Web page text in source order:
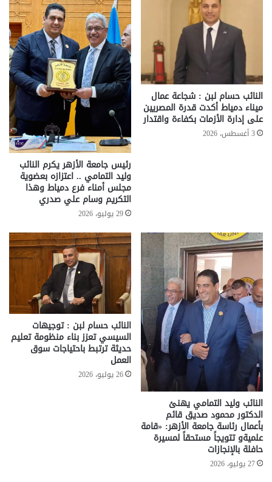
النائب حسام لبن : شجاعة عمال
ميناء دمياط أكدت قدرة المصريين
على إدارة الأزمات بكفاءة واقتدار
3 أغسطس، 2026
رئيس جامعة الأزهر يكرم النائب
وليد التمامي .. اعتزازه بعضوية
مجلس أمناء فرع دمياط وهذا
التكريم وسام علي صدري
29 يوليو، 2026
النائب وليد التمامي يهنئ
الدكتور محمود صديق قائم
بأعمال رئاسة جامعة الأزهر: «قامة
علميةو تتويجاً مستحقاً لمسيرة
حافلة بالإنجازات
27 يوليو، 2026
النائب حسام لبن : توجيهات
السيسي تعزز بناء منظومة تعليم
حديثة ترتبط باحتياجات سوق
العمل
26 يوليو، 2026